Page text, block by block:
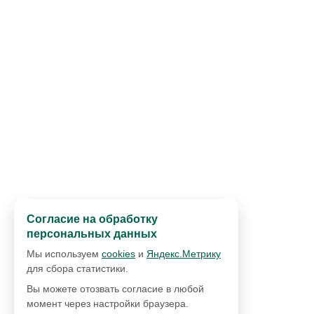
Согласие на обработку
персональных данных
Мы используем cookies и Яндекс.Метрику
для сбора статистики.
Вы можете отозвать согласие в любой
момент через настройки браузера.